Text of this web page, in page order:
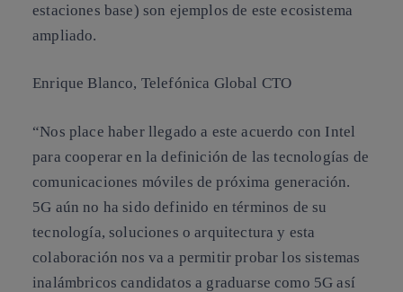
estaciones base) son ejemplos de este ecosistema
ampliado.
Enrique Blanco, Telefónica Global CTO
“Nos place haber llegado a este acuerdo con Intel
para cooperar en la definición de las tecnologías de
comunicaciones móviles de próxima generación.
5G aún no ha sido definido en términos de su
tecnología, soluciones o arquitectura y esta
colaboración nos va a permitir probar los sistemas
inalámbricos candidatos a graduarse como 5G así